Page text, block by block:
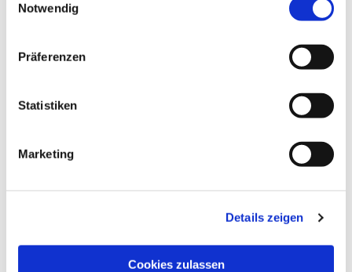
Notwendig
Präferenzen
Statistiken
Marketing
Details zeigen
Cookies zulassen